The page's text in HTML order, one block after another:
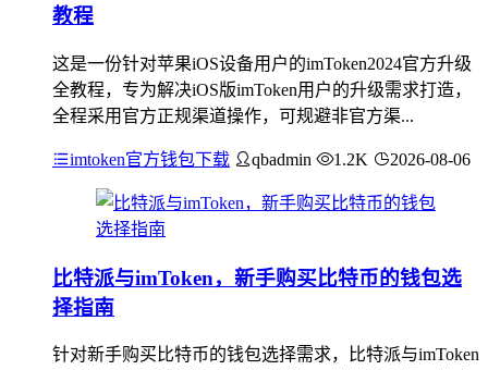
教程
这是一份针对苹果iOS设备用户的imToken2024官方升级
全教程，专为解决iOS版imToken用户的升级需求打造，
全程采用官方正规渠道操作，可规避非官方渠...
imtoken官方钱包下载 qbadmin 1.2K 2026-08-06
比特派与imToken，新手购买比特币的钱包选
择指南
针对新手购买比特币的钱包选择需求，比特派与imToken